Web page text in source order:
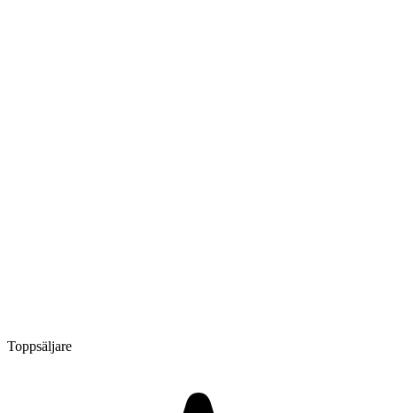
Toppsäljare